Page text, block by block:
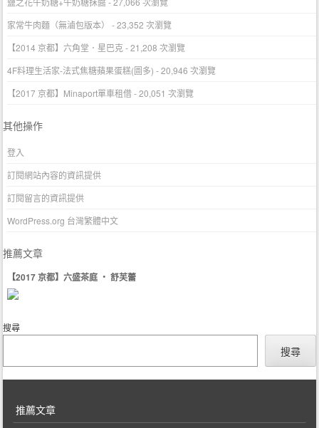
家常牛肉麵（無滷包版本）
- 23,352 次瀏覽
【2014 京都】六角堂．星巴克- 21,208 次瀏覽
4F料理生活家-法式焦糖蘋果蛋糕(圖多) - 20,946 次瀏覽
【2017 京都】Minaport單車租借- 20,051 次瀏覽
其他操作
登入
訂閱網站內容的資訊提供
訂閱留言的資訊提供
WordPress.org 台灣繁體中文
推薦文章
【2017 京都】六盛茶庭 ‧ 舒芙蕾
搜尋
搜尋
推薦文章